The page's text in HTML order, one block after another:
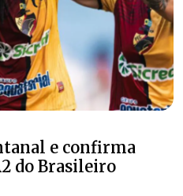
e confirma
do Brasileiro